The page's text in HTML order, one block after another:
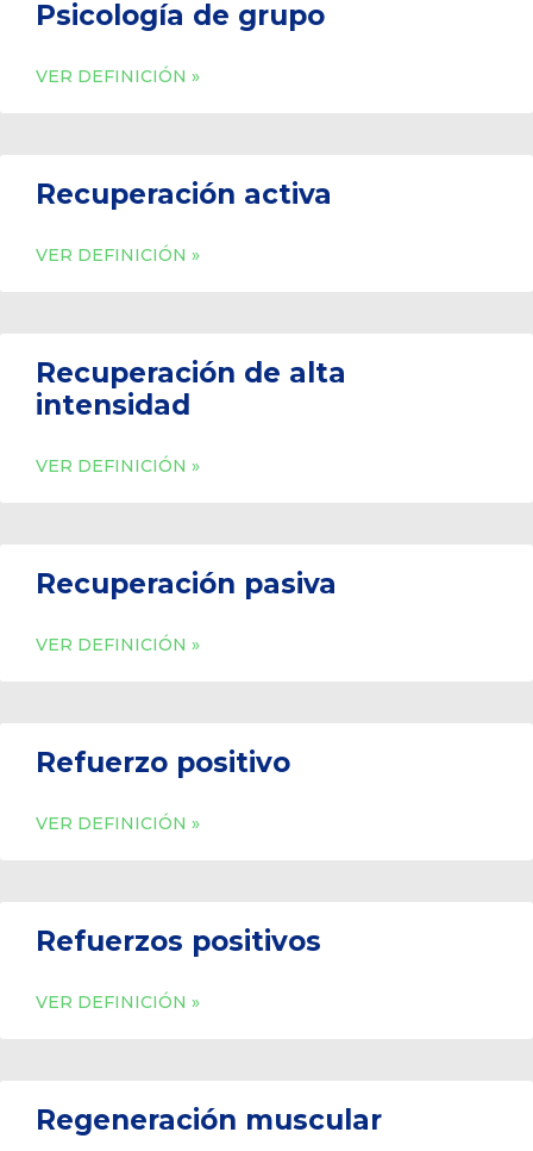
Psicología de grupo
VER DEFINICIÓN »
Recuperación activa
VER DEFINICIÓN »
Recuperación de alta
intensidad
VER DEFINICIÓN »
Recuperación pasiva
VER DEFINICIÓN »
Refuerzo positivo
VER DEFINICIÓN »
Refuerzos positivos
VER DEFINICIÓN »
Regeneración muscular